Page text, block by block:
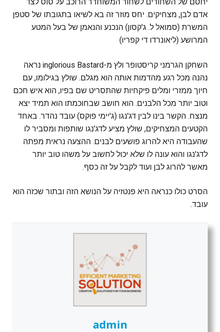
יחסם של השחורים לשחור המשוחרר הרוכב על סוס לצד
אדם לבן, מצחיקים. יחס מוזר זה בא לשיאו בתגובתו של סטפן
המשרת (סמואל ל. ג'קסון) הנכנע והנאמן של בעל המטע
המרושע (ליאונרדו די קפריו)
השחקן הגרמני קריסטופר ולץ מ-inglorious Bastard נראה
נהנה מכל רגע מהדמות אותה הוא מגלם. שולץ בגילומו, עם
חיוך ממזרי ומלים פיקחיות שהתסריט שם בפיו, הוא איש חכם
וטוב יותר מכל הלבנים. הוא חושב שבחוכמתו הוא תמיד יצא
מנצח. הקשר בינו לבין דג'נגו (ג'יימי פוקס) עובד נהדר. באחד
הקטעים המצחיקים, שולץ מציע לדג'נגו שותפות ומסביר לו
שהעבודה היא להרוג פושעים לבנים. ההצעה נראית מפתה
לדג'נגו והוא עונה לו שלא יכול לחשוב על משהו טוב יותר
מאשר להרוג לבן ועוד לקבל על זה כסף.
הסרט כולו כנראה היא פנטזיה על הנושא הזה ובתור שכזה הוא
עובד.
admin